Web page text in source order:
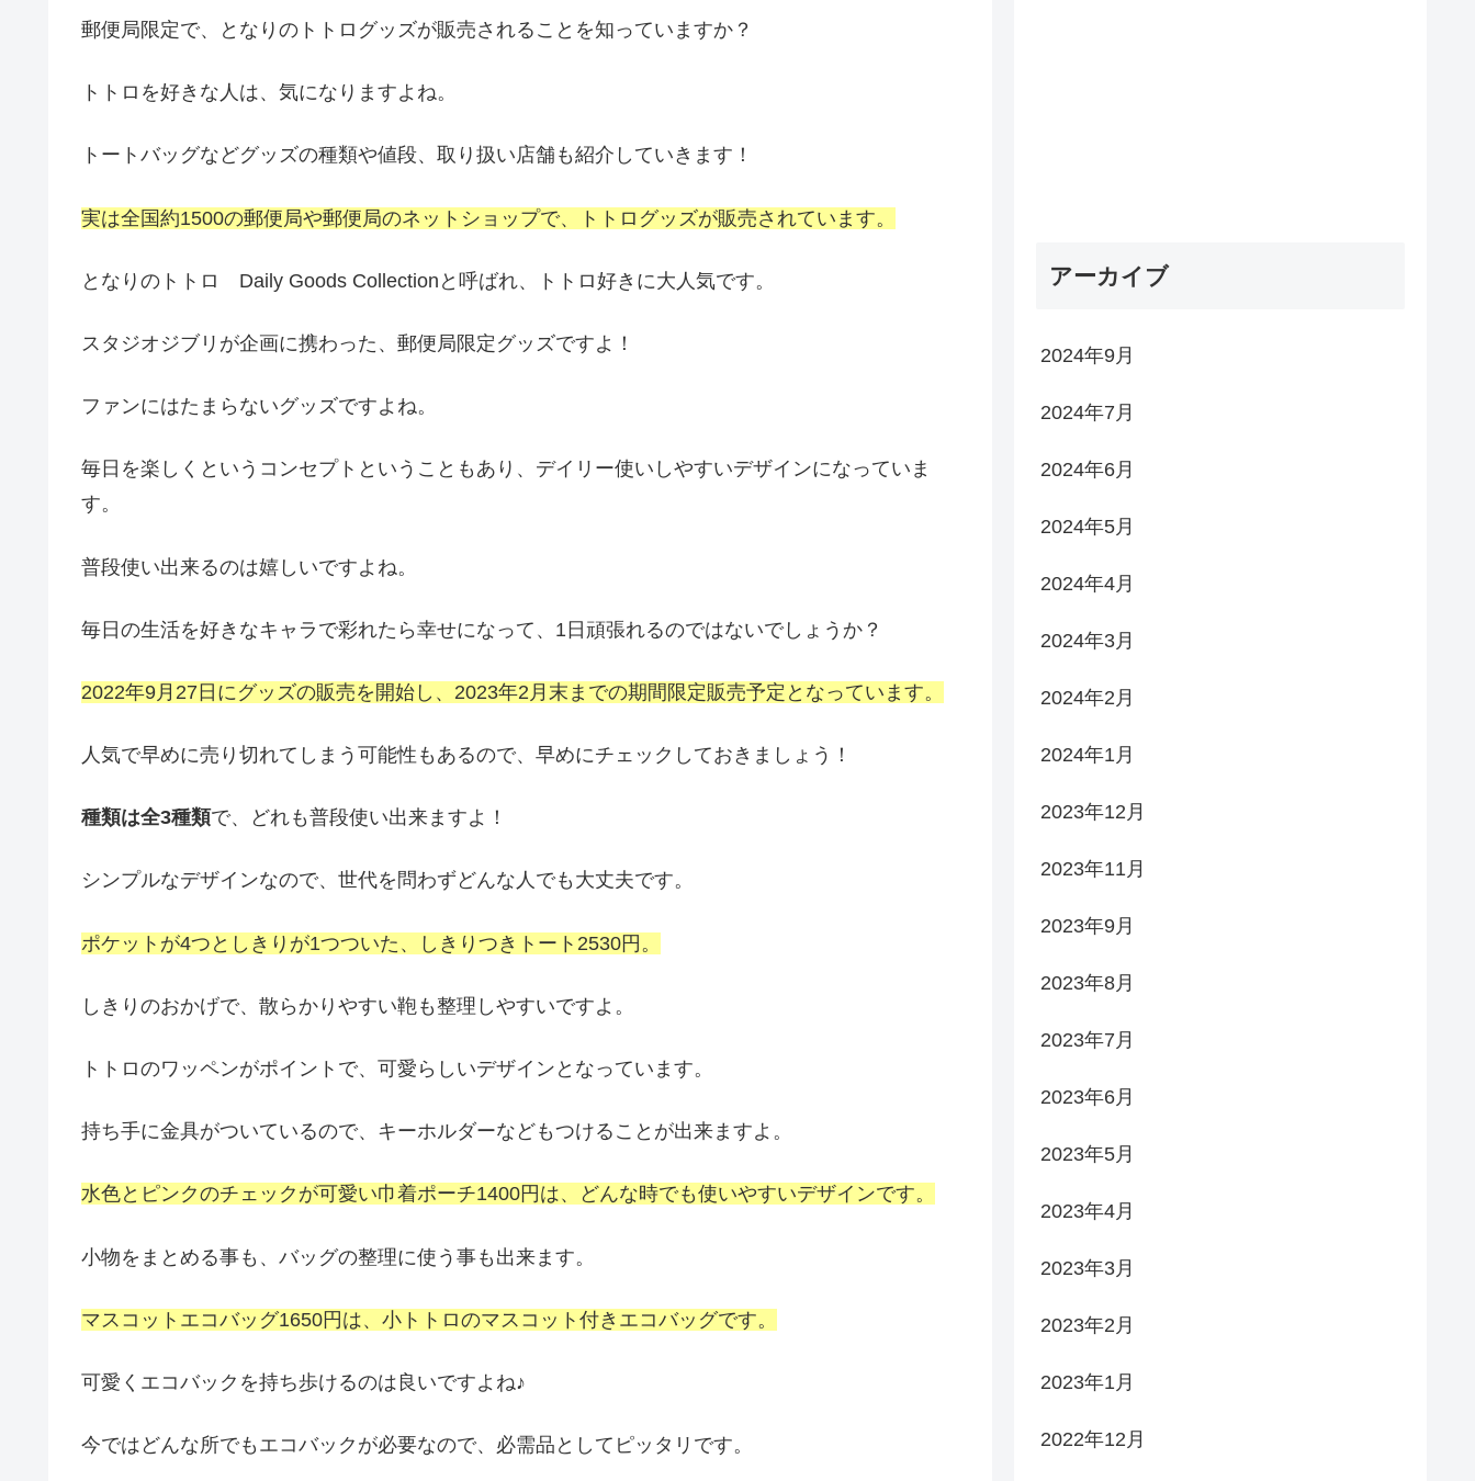
郵便局限定で、となりのトトログッズが販売されることを知っていますか？
トトロを好きな人は、気になりますよね。
トートバッグなどグッズの種類や値段、取り扱い店舗も紹介していきます！
実は全国約1500の郵便局や郵便局のネットショップで、トトログッズが販売されています。
となりのトトロ Daily Goods Collectionと呼ばれ、トトロ好きに大人気です。
スタジオジブリが企画に携わった、郵便局限定グッズですよ！
ファンにはたまらないグッズですよね。
毎日を楽しくというコンセプトということもあり、デイリー使いしやすいデザインになっていま
す。
普段使い出来るのは嬉しいですよね。
毎日の生活を好きなキャラで彩れたら幸せになって、1日頑張れるのではないでしょうか？
2022年9月27日にグッズの販売を開始し、2023年2月末までの期間限定販売予定となっています。
人気で早めに売り切れてしまう可能性もあるので、早めにチェックしておきましょう！
種類は全3種類で、どれも普段使い出来ますよ！
シンプルなデザインなので、世代を問わずどんな人でも大丈夫です。
ポケットが4つとしきりが1つついた、しきりつきトート2530円。
しきりのおかげで、散らかりやすい鞄も整理しやすいですよ。
トトロのワッペンがポイントで、可愛らしいデザインとなっています。
持ち手に金具がついているので、キーホルダーなどもつけることが出来ますよ。
水色とピンクのチェックが可愛い巾着ポーチ1400円は、どんな時でも使いやすいデザインです。
小物をまとめる事も、バッグの整理に使う事も出来ます。
マスコットエコバッグ1650円は、小トトロのマスコット付きエコバッグです。
可愛くエコバックを持ち歩けるのは良いですよね♪
今ではどんな所でもエコバックが必要なので、必需品としてピッタリです。
アーカイブ
2024年9月
2024年7月
2024年6月
2024年5月
2024年4月
2024年3月
2024年2月
2024年1月
2023年12月
2023年11月
2023年9月
2023年8月
2023年7月
2023年6月
2023年5月
2023年4月
2023年3月
2023年2月
2023年1月
2022年12月